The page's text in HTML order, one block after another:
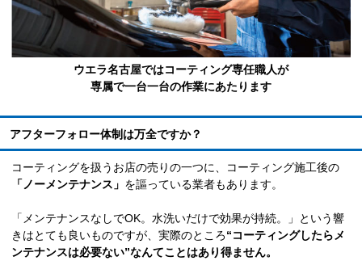
ウエラ名古屋ではコーティング専任職人が
専属で一台一台の作業にあたります
アフターフォロー体制は万全ですか？
コーティングを扱うお店の売りの一つに、コーティング施工後の
「ノーメンテナンス」 を謳っている業者もあります。
「メンテナンスなしでOK。水洗いだけで効果が持続。」という響
きはとても良いものですが、実際のところ“コーティングしたらメ
ンテナンスは必要ない”なんてことはあり得ません。